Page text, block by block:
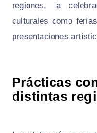
regiones, la
culturales como
presentaciones
Prácticas
distintas